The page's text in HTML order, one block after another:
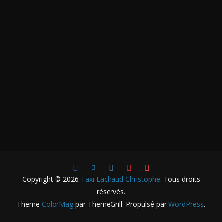
Copyright © 2026 Taxi Lachaud Christophe. Tous droits
réservés.
Theme ColorMag par ThemeGrill. Propulsé par WordPress.